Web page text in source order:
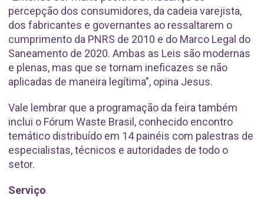
percepção dos consumidores, da cadeia varejista,
dos fabricantes e governantes ao ressaltarem o
cumprimento da PNRS de 2010 e do Marco Legal do
Saneamento de 2020. Ambas as Leis são modernas
e plenas, mas que se tornam ineficazes se não
aplicadas de maneira legítima”, opina Jesus.
Vale lembrar que a programação da feira também
inclui o Fórum Waste Brasil, conhecido encontro
temático distribuído em 14 painéis com palestras de
especialistas, técnicos e autoridades de todo o
setor.
Serviço